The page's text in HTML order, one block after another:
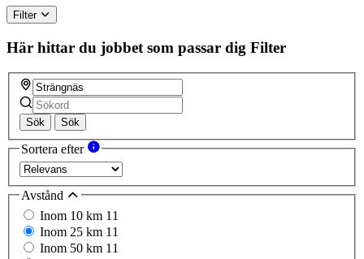
Filter
Här hittar du jobbet som passar dig Filter
Sök Sök
Sortera efter
Avstånd
Inom 10 km 11
Inom 25 km 11
Inom 50 km 11